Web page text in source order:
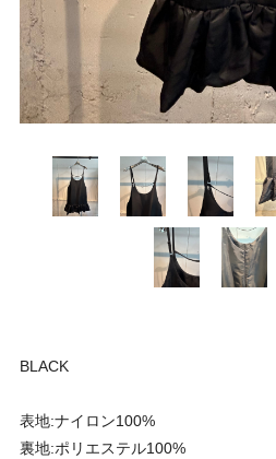
BLACK
表地:ナイロン100%
裏地:ポリエステル100%